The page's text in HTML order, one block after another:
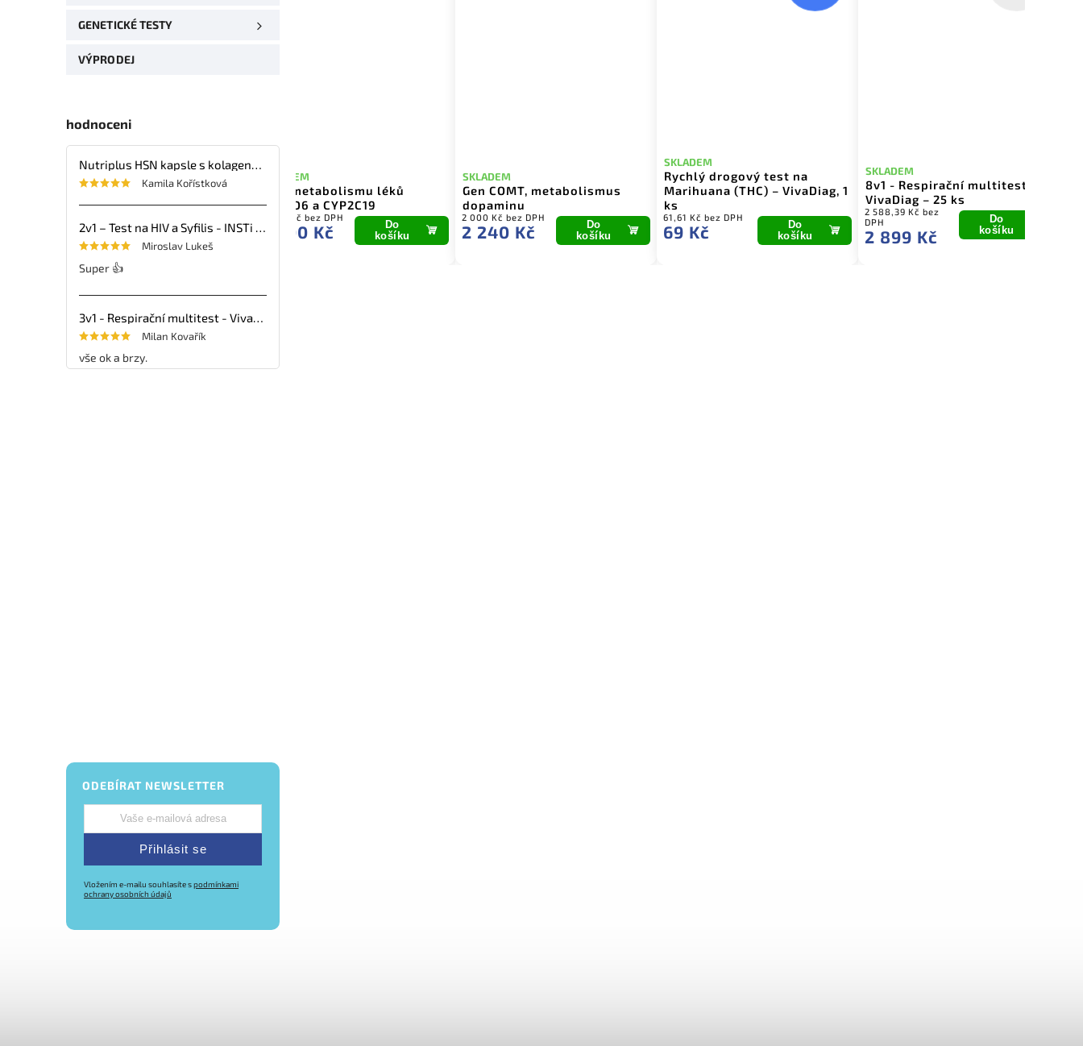
GENETICKÉ TESTY
VÝPRODEJ
hodnoceni
Kamila Kořístková
Miroslav Lukeš
Super 👍
Milan Kovařík
vše ok a brzy.
ODEBÍRAT NEWSLETTER
Přihlásit se
Vložením e-mailu souhlasíte spodmínkami
ochrany osobních údajů
Rychlý drogový test na
Kokain (COC) – VivaDiag, 1 ks
VYPRODÁNO
69 Kč Detail
Test metabolismu léků
CYP2D6 a CYP2C19
SKLADEM
5 000 Kč bez DPH
5 600 Kč
Do
košíku
Gen COMT, metabolismus
dopaminu
SKLADEM
2 000 Kč bez DPH
2 240 Kč
Do
košíku
Rychlý drogový test na
Marihuana (THC) – VivaDiag, 1
ks
SKLADEM
61,61 Kč bez DPH
69 Kč
Do
košíku
8v1 - Respirační multitest –
VivaDiag – 25 ks
SKLADEM
2 588,39 Kč bez
DPH
2 899 Kč
Do
košíku